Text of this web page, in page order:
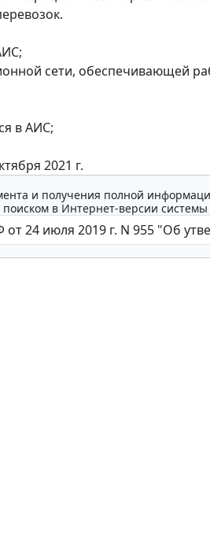
сети, обеспечивающей
в АИС;
2021 г.
и получения полной
в Интернет-версии системы